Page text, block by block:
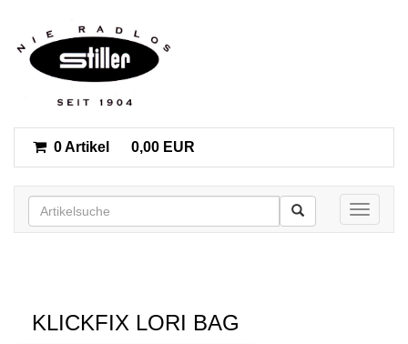
0 Artikel 0,00 EUR
Toggle
KLICKFIX LORI BAG